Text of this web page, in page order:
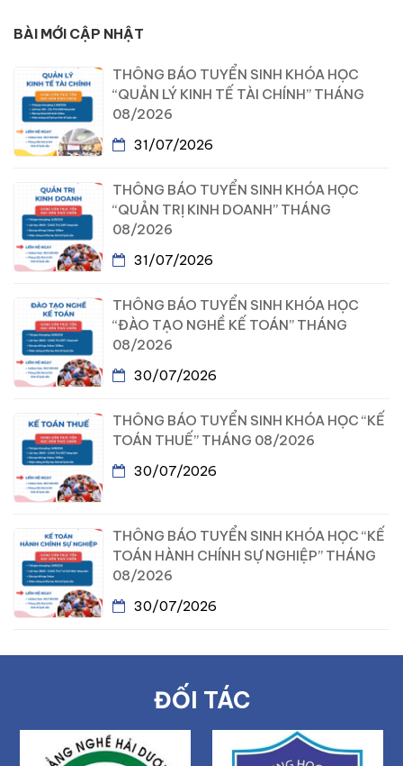
BÀI MỚI CẬP NHẬT
THÔNG BÁO TUYỂN SINH KHÓA HỌC
“QUẢN LÝ KINH TẾ TÀI CHÍNH” THÁNG
08/2026
31/07/2026
THÔNG BÁO TUYỂN SINH KHÓA HỌC
“QUẢN TRỊ KINH DOANH” THÁNG
08/2026
31/07/2026
THÔNG BÁO TUYỂN SINH KHÓA HỌC
“ĐÀO TẠO NGHỀ KẾ TOÁN” THÁNG
08/2026
30/07/2026
THÔNG BÁO TUYỂN SINH KHÓA HỌC “KẾ
TOÁN THUẾ” THÁNG 08/2026
30/07/2026
THÔNG BÁO TUYỂN SINH KHÓA HỌC “KẾ
TOÁN HÀNH CHÍNH SỰ NGHIỆP” THÁNG
08/2026
30/07/2026
ĐỐI TÁC